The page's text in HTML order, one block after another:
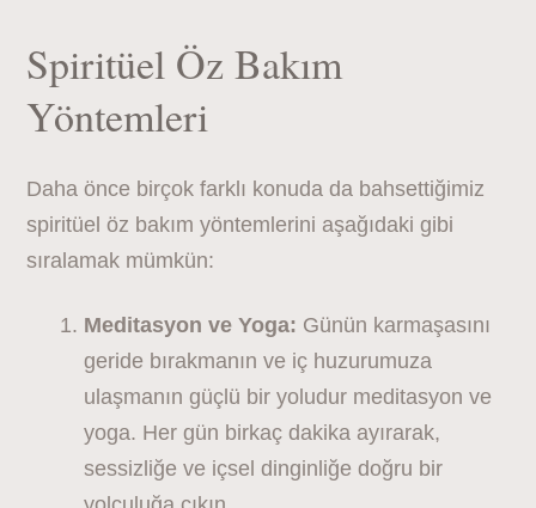
Spiritüel Öz Bakım
Yöntemleri
Daha önce birçok farklı konuda da bahsettiğimiz
spiritüel öz bakım yöntemlerini aşağıdaki gibi
sıralamak mümkün:
Meditasyon ve Yoga: Günün karmaşasını
geride bırakmanın ve iç huzurumuza
ulaşmanın güçlü bir yoludur meditasyon ve
yoga. Her gün birkaç dakika ayırarak,
sessizliğe ve içsel dinginliğe doğru bir